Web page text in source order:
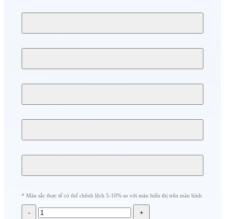
* Màu sắc thực tế có thể chênh lệch 5-10% so với màu hiển thị trên màn hình
- +